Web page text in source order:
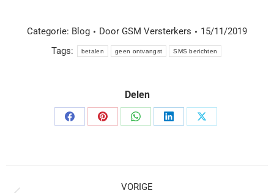
Categorie: Blog Door GSM Versterkers
15/11/2019
Tags:
betalen geen ontvangst SMS berichten
Delen
Delen
Delen
Delen
Delen
Delen
VORIGE